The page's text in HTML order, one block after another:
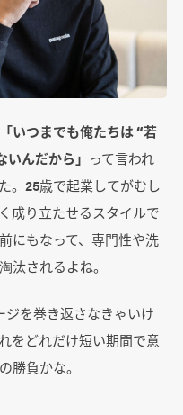
「いつまでも俺たちは “若
んだから」 って言われ
。25歳で起業してがむし
成り立たせるスタイルで
にもなって、専門性や洗
汰されるよね。
ジを巻き返さなきゃいけ
をどれだけ短い期間で意
勝負かな。